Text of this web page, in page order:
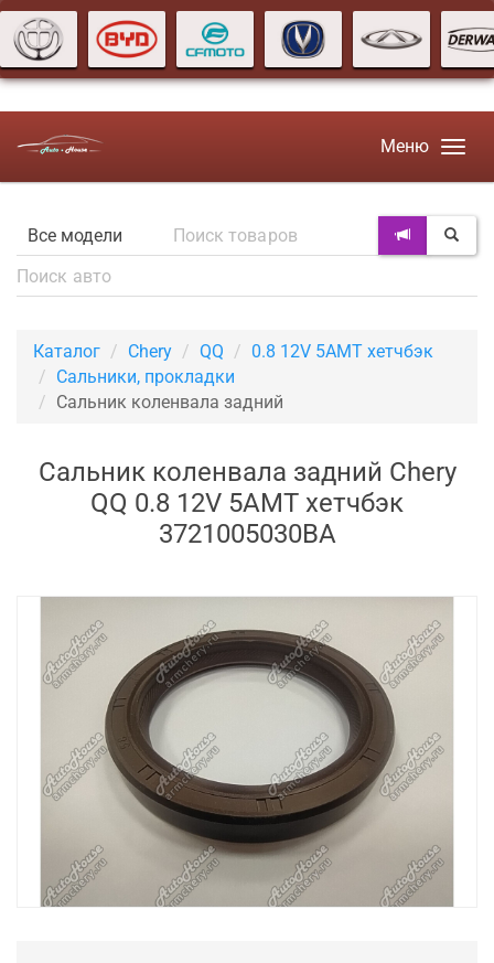
Меню
Каталог Chery QQ
0.8 12V 5AMT хетчбэк
Сальники, прокладки
Сальник коленвала задний
Сальник коленвала задний Chery
QQ 0.8 12V 5AMT хетчбэк
3721005030BA